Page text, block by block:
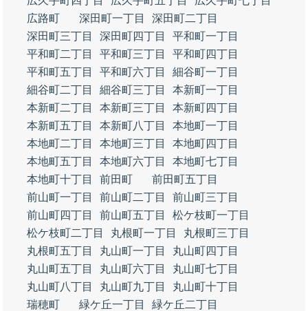
広路町
深田町一丁目
深田町二丁目
深田町三丁目
深田町四丁目
平和町一丁目
平和町二丁目
平和町三丁目
平和町四丁目
平和町五丁目
平和町六丁目
細谷町一丁目
細谷町二丁目
細谷町三丁目
本新町一丁目
本新町二丁目
本新町三丁目
本新町四丁目
本新町五丁目
本新町八丁目
本地町一丁目
本地町二丁目
本地町三丁目
本地町四丁目
本地町五丁目
本地町六丁目
本地町七丁目
本地町十丁目
前田町
前田町五丁目
前山町一丁目
前山町二丁目
前山町三丁目
前山町四丁目
前山町五丁目
松ケ枝町一丁目
松ケ枝町二丁目
丸根町一丁目
丸根町三丁目
丸根町五丁目
丸山町一丁目
丸山町四丁目
丸山町五丁目
丸山町六丁目
丸山町七丁目
丸山町八丁目
丸山町九丁目
丸山町十丁目
瑞穂町
緑ケ丘一丁目
緑ケ丘二丁目